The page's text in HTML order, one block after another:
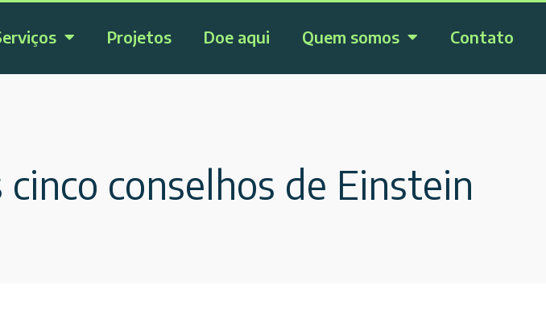
Projetos Doe aqui Quem somos Contato
conselhos de Einstein